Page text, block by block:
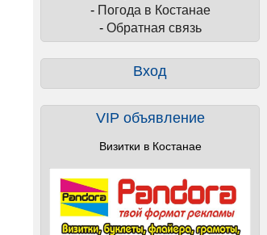
- Погода в Костанае
- Обратная связь
Вход
VIP объявление
Визитки в Костанае